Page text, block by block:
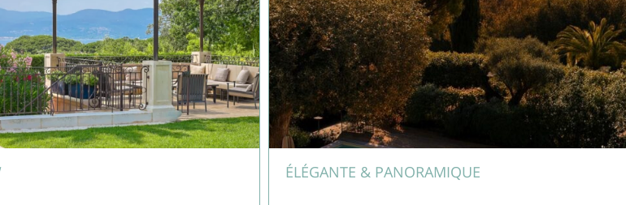
ÉLÉGANTE & PANORAMIQUE